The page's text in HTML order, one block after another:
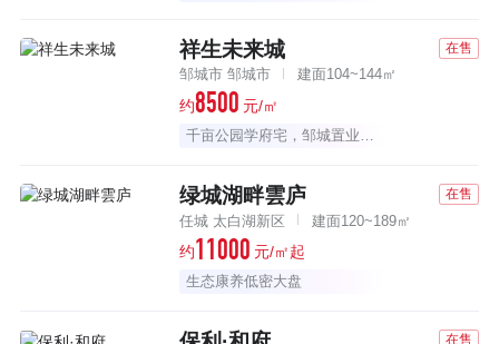
祥生未来城 在售
邹城市 邹城市 建面104~144㎡
约8500 元/㎡
千亩公园学府宅，邹城置业首选
绿城湖畔雲庐 在售
任城 太白湖新区 建面120~189㎡
约11000 元/㎡起
生态康养低密大盘
在售